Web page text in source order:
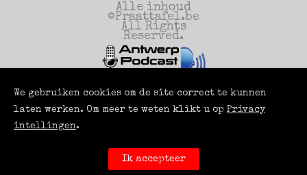
Alle inhoud
©Praattafel.be
All Rights
Reserved.
Een productie
van
Antwerp Podcast
We gebruiken cookies om de site correct te kunnen
laten werken. Om meer te weten klikt u op Privacy
intellingen.
Ik accepteer